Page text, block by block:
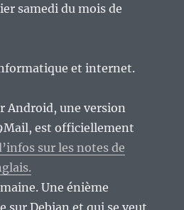
samedi du mois de
et internet.
Android, une version
est officiellement
sur les notes de
Une énième
sur Debian et qui se veut